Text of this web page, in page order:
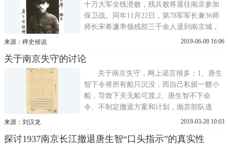
十万大军全线溃败，残兵败将退往南京参加
保卫战。同年11月22日，第78军军长兼36师
师长宋希濂率领残部三千余人退到南京城，
抵达南京后他第一时间去拜访了蒋。当时蒋
濂要他回来是参加保卫战的，他要服从南京
卫戍司令的指挥，尽全力保护南京，不辱使
命。宋希濂随后又拜访了
来源：稗史候说 2019-06-09 16:06
关于南京失守的讨论
关于南京失守，网上谣言很多：1、唐生
智下令将所有船只沉没，而自己私留一艘小
船，导致下关无船可渡;2、唐生智不下命
令、不制定撤退方案和计划，抛弃部队逃
跑;3、唐生智给蒋记中央军下达可去下关的
队，如不能全部突围，有轮渡时可过江，向
来源：刘汉龙 2019-03-28 10:03
探讨1937南京长江撤退唐生智“口头指示”的真实性